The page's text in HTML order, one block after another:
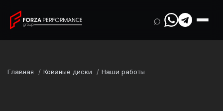
⌕
Главная Кованые диски Наши работы